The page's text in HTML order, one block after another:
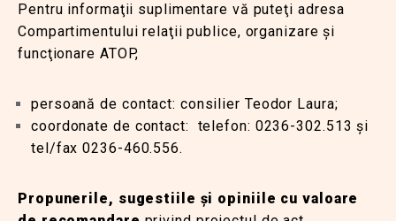
Pentru informaţii suplimentare vă puteţi adresa
Compartimentului relaţii publice, organizare şi
funcţionare ATOP,
persoană de contact: consilier Teodor Laura;
coordonate de contact: telefon: 0236-302.513 şi
tel/fax 0236-460.556.
Propunerile, sugestiile şi opiniile cu valoare